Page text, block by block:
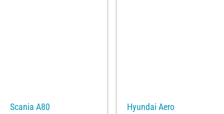
Scania A80
Hyundai Aero